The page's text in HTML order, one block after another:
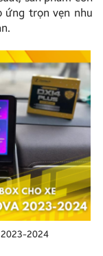
ứng trọn vẹn nhu
2024